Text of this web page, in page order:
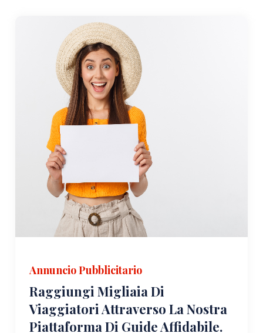
Annuncio Pubblicitario
Raggiungi Migliaia Di
Viaggiatori Attraverso La Nostra
Piattaforma Di Guide Affidabile.